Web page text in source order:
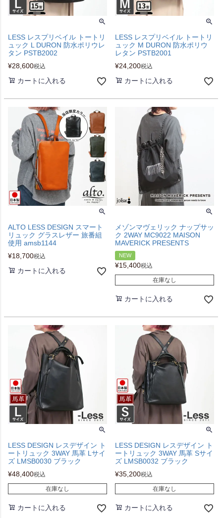
LESS レスプリベイル トートリ
ュック L DURON 防水ポリウレ
タン PSTB2002
¥28,600税込
カートに入れる
LESS レスプリベイル トートリ
ュック M DURON 防水ポリウ
レタン PSTB2001
¥24,200税込
カートに入れる
ALTO LESS DESIGN スマート
リュック グラスレザー 旅番組
使用 amsb1144
¥18,700税込
カートに入れる
メゾンマヴェリック ナップサッ
ク 2WAY MC9022 MAISON
MAVERICK PRESENTS
NEW
¥15,400税込
在庫なし
カートに入れる
LESS DESIGN レスデザイン ト
ートリュック 3WAY 馬革 Lサイ
ズ LMSB0030 ブラック
¥48,400税込
在庫なし
カートに入れる
LESS DESIGN レスデザイン ト
ートリュック 3WAY 馬革 Sサイ
ズ LMSB0032 ブラック
¥35,200税込
在庫なし
カートに入れる